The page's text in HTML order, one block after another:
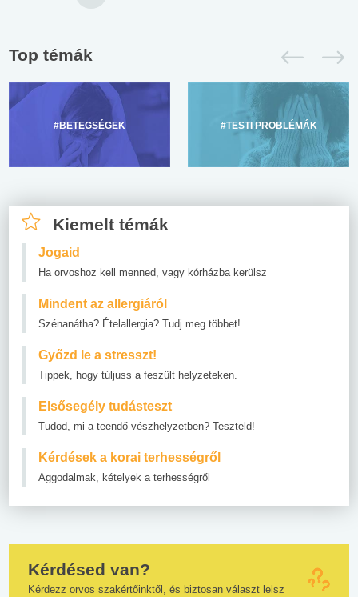
Top témák
#BETEGSÉGEK #TESTI PROBLÉMÁK
Kiemelt témák
Jogaid
Ha orvoshoz kell menned, vagy kórházba kerülsz
Mindent az allergiáról
Szénanátha? Ételallergia? Tudj meg többet!
Győzd le a stresszt!
Tippek, hogy túljuss a feszült helyzeteken.
Elsősegély tudásteszt
Tudod, mi a teendő vészhelyzetben? Teszteld!
Kérdések a korai terhességről
Aggodalmak, kételyek a terhességről
Kérdésed van?
Kérdezz orvos szakértőinktől, és biztosan választ lelsz